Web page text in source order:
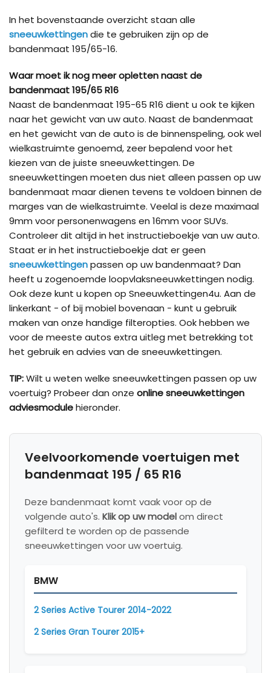
In het bovenstaande overzicht staan alle
sneeuwkettingendie te gebruiken zijn op de
bandenmaat 195/65-16.
Waar moet ik nog meer opletten naast de
bandenmaat 195/65 R16
Naast de bandenmaat 195-65 R16 dient u ook te kijken
naar het gewicht van uw auto. Naast de bandenmaat
en het gewicht van de auto is de binnenspeling, ook wel
wielkastruimte genoemd, zeer bepalend voor het
kiezen van de juiste sneeuwkettingen. De
sneeuwkettingen moeten dus niet alleen passen op uw
bandenmaat maar dienen tevens te voldoen binnen de
marges van de wielkastruimte. Veelal is deze maximaal
9mm voor personenwagens en 16mm voor SUVs.
Controleer dit altijd in het instructieboekje van uw auto.
Staat er in het instructieboekje dat er geen
sneeuwkettingenpassen op uw bandenmaat? Dan
heeft u zogenoemde loopvlaksneeuwkettingen nodig.
Ook deze kunt u kopen op Sneeuwkettingen4u. Aan de
linkerkant - of bij mobiel bovenaan - kunt u gebruik
maken van onze handige filteropties. Ook hebben we
voor de meeste autos extra uitleg met betrekking tot
het gebruik en advies van de sneeuwkettingen.
TIP:Wilt u weten welke sneeuwkettingen passen op uw
voertuig? Probeer dan onze online sneeuwkettingen
adviesmodulehieronder.
Veelvoorkomende voertuigen met
bandenmaat 195 / 65 R16
Deze bandenmaat komt vaak voor op de
volgende auto's. Klik op uw modelom direct
gefilterd te worden op de passende
sneeuwkettingen voor uw voertuig.
BMW
2 Series Active Tourer 2014-2022
2 Series Gran Tourer 2015+